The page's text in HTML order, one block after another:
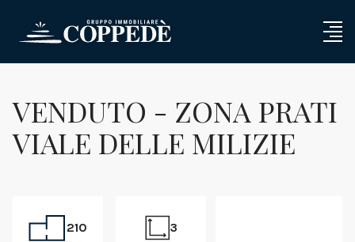
VENDUTO - ZONA PRATI
VIALE DELLE MILIZIE
210 3